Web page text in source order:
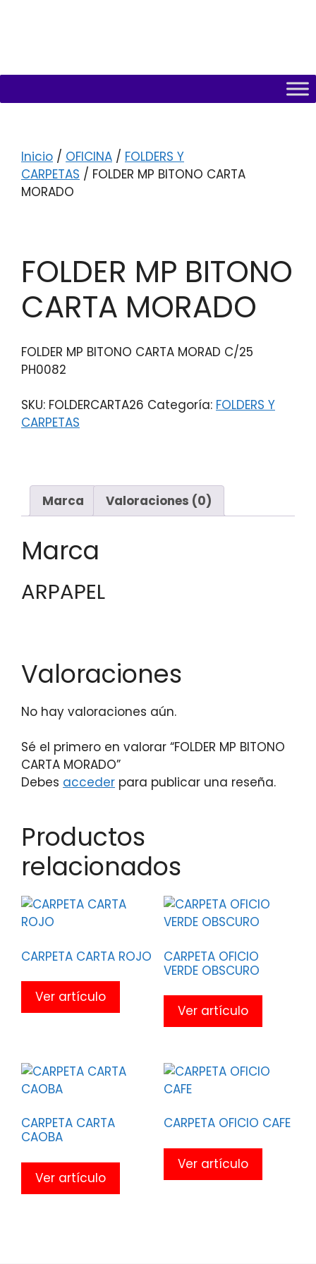
Inicio / OFICINA / FOLDERS Y
CARPETAS / FOLDER MP BITONO CARTA
MORADO
FOLDER MP BITONO
CARTA MORADO
FOLDER MP BITONO CARTA MORAD C/25
PH0082
SKU: FOLDERCARTA26 Categoría: FOLDERS Y
CARPETAS
Marca Valoraciones (0)
Marca
ARPAPEL
Valoraciones
No hay valoraciones aún.
Sé el primero en valorar “FOLDER MP BITONO
CARTA MORADO”
Debes acceder para publicar una reseña.
Productos
relacionados
CARPETA CARTA ROJO
Ver artículo
CARPETA OFICIO
VERDE OBSCURO
Ver artículo
CARPETA CARTA
CAOBA
Ver artículo
CARPETA OFICIO CAFE
Ver artículo